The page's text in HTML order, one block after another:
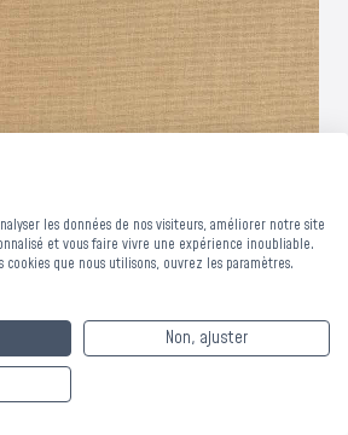
pare-soleil
-
NUANCE
les données de nos visiteurs, améliorer notre site
et vous faire vivre une expérience inoubliable.
que nous utilisons, ouvrez les paramètres.
Non, ajuster